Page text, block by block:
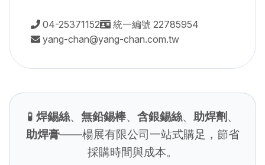
04-25371152
統一編號 22785954
yang-chan@yang-chan.com.tw
🧪 焊錫絲、 無鉛錫棒、 含銀錫絲、 助焊劑 、
助焊膏——楊展有限公司一站式購足，節省
採購時間與成本。